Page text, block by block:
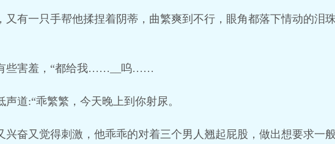
又有一只手帮他揉捏着阴蒂，曲繁爽到不行，眼角都落下情动的泪
些害羞，“都给我……__呜……
道:“乖繁繁，今天晚上到你射尿。
兴奋又觉得刺激，他乖乖的对着三个男人翘起屁股，做出想要求一